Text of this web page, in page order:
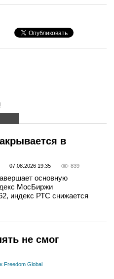
в
07.08.2026 19:35 839
основную
МосБиржи
индекс РТС снижается
не смог
Freedom Global